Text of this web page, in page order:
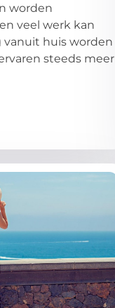
worden
veel werk kan
huis worden
steeds meer